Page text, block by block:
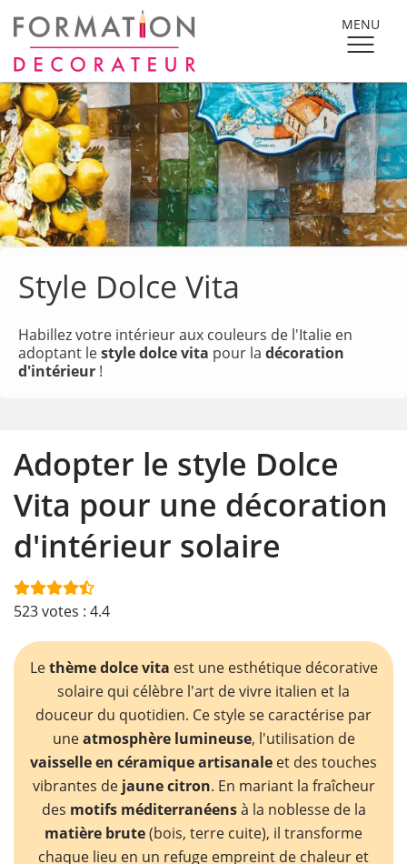
MENU
Style Dolce Vita
Habillez votre intérieur aux couleurs de l'Italie en
adoptant lestyle dolce vita pour la décoration
d'intérieur !
Adopter le style Dolce
Vita pour une décoration
d'intérieur solaire
523votes : 4.4
Lethème dolce vita est une esthétique décorative
solaire qui célèbre l'art de vivre italien et la
douceur du quotidien. Ce style se caractérise par
uneatmosphère lumineuse, l'utilisation de
vaisselle en céramiqueartisanale et des touches
vibrantes de jaune citron. En mariant la fraîcheur
des motifs méditerranéensà la noblesse de la
matière brute(bois, terre cuite), il transforme
chaque lieu en un refuge empreint de chaleur et